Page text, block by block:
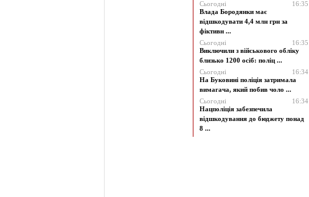
Сьогодні
16:35
Влада Бородянки має
відшкодувати 4,4 млн грн за
фіктивн ...
Сьогодні
16:35
Виключили з військового обліку
близько 1200 осіб: поліц ...
Сьогодні
16:34
На Буковині поліція затримала
вимагача, який побив чоло ...
Сьогодні
16:34
Нацполіція забезпечила
відшкодування до бюджету понад
8 ...